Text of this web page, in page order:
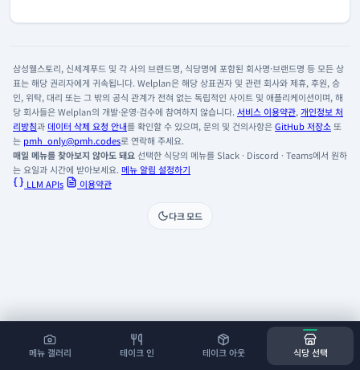
메뉴 갤러리 테이크 인 테이크 아웃 식당 선택
삼성웰스토리, 신세계푸드 및 각 사의 브랜드명, 식당명에 포함된 회사명·브랜드명 등 모든 상
표는 해당 권리자에게 귀속됩니다. Welplan은 해당 상표권자 및 관련 회사와 제휴, 후원, 승
인, 위탁, 대리 또는 그 밖의 공식 관계가 전혀 없는 독립적인 사이트 및 애플리케이션이며, 해
당 회사들은 Welplan의 개발·운영·검수에 참여하지 않습니다. 서비스 이용약관, 개인정보 처
리방침과데이터 삭제 요청 안내를 확인할 수 있으며, 문의 및 건의사항은GitHub 저장소 또
는 pmh_only@pmh.codes로 연락해 주세요.
매일 메뉴를 찾아보지 않아도 돼요선택한 식당의 메뉴를 Slack · Discord · Teams에서 원하
는 요일과 시간에 받아보세요. 메뉴 알림 설정하기
LLM APIs
이용약관
다크 모드